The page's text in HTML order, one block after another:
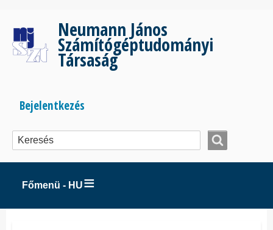
tartalomra
Neumann János
Számítógéptudományi
Társaság
Bejelentkezés
menüje
Bejelentkezés
Főmenü - HU